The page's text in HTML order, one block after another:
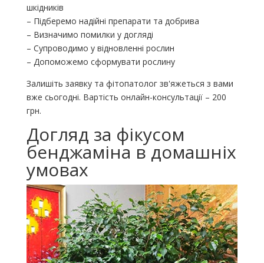
шкідників
– Підберемо надійні препарати та добрива
– Визначимо помилки у догляді
– Супроводимо у відновленні рослин
– Допоможемо сформувати рослину
Залишіть заявку та фітопатолог зв'яжеться з вами
вже сьогодні. Вартість онлайн-консультації – 200
грн.
Догляд за фікусом
бенджаміна в домашніх
умовах